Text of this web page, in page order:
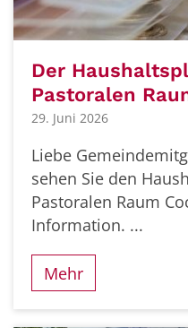
Der
Pastoralen
29. Juni 2026
Liebe
sehen Sie den
Pastoralen Raum
Information. ...
Mehr